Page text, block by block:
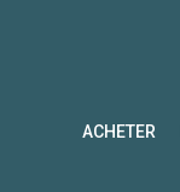
ACHETER